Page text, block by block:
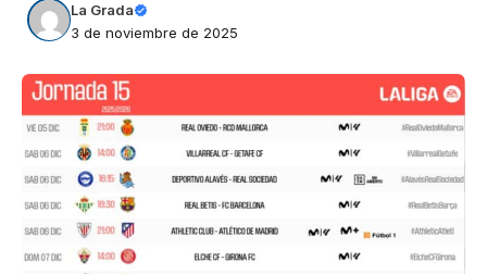
La Grada
3 de noviembre de 2025